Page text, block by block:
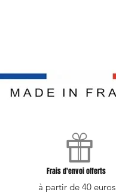
Frais d'envoi offerts
à partir de 40 euros